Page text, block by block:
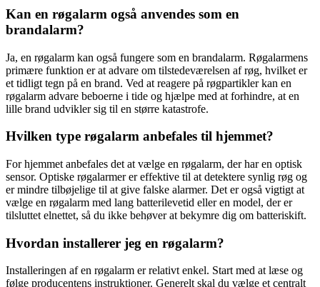
Kan en røgalarm også anvendes som en
brandalarm?
Ja, en røgalarm kan også fungere som en brandalarm. Røgalarmens
primære funktion er at advare om tilstedeværelsen af røg, hvilket er
et tidligt tegn på en brand. Ved at reagere på røgpartikler kan en
røgalarm advare beboerne i tide og hjælpe med at forhindre, at en
lille brand udvikler sig til en større katastrofe.
Hvilken type røgalarm anbefales til hjemmet?
For hjemmet anbefales det at vælge en røgalarm, der har en optisk
sensor. Optiske røgalarmer er effektive til at detektere synlig røg og
er mindre tilbøjelige til at give falske alarmer. Det er også vigtigt at
vælge en røgalarm med lang batterilevetid eller en model, der er
tilsluttet elnettet, så du ikke behøver at bekymre dig om batteriskift.
Hvordan installerer jeg en røgalarm?
Installeringen af en røgalarm er relativt enkel. Start med at læse og
følge producentens instruktioner. Generelt skal du vælge et centralt